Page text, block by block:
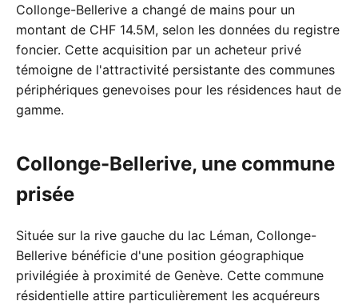
Collonge-Bellerive a changé de mains pour un
montant de CHF 14.5M, selon les données du registre
foncier. Cette acquisition par un acheteur privé
témoigne de l'attractivité persistante des communes
périphériques genevoises pour les résidences haut de
gamme.
Collonge-Bellerive, une commune
prisée
Située sur la rive gauche du lac Léman, Collonge-
Bellerive bénéficie d'une position géographique
privilégiée à proximité de Genève. Cette commune
résidentielle attire particulièrement les acquéreurs